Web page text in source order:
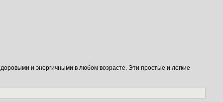
и энергичными в любом возрасте. Эти простые и легкие